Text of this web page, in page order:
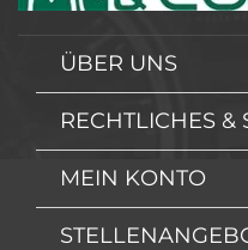
ÜBER UNS
RECHTLICHES &
MEIN KONTO